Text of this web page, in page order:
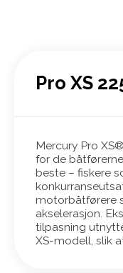
Pro XS
Mercury Pro
for de
beste – fiskere
motorbåtførere
akselerasjon.
tilpasning
XS-modell, slik